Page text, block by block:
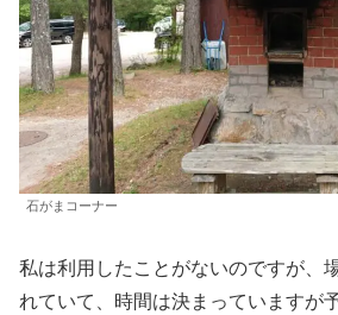
石がまコーナー
私は利用したことがないのですが、
れていて、時間は決まっていますが